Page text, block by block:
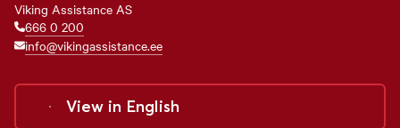
Viking Assistance AS
666 0 200
info@vikingassistance.ee
View in English